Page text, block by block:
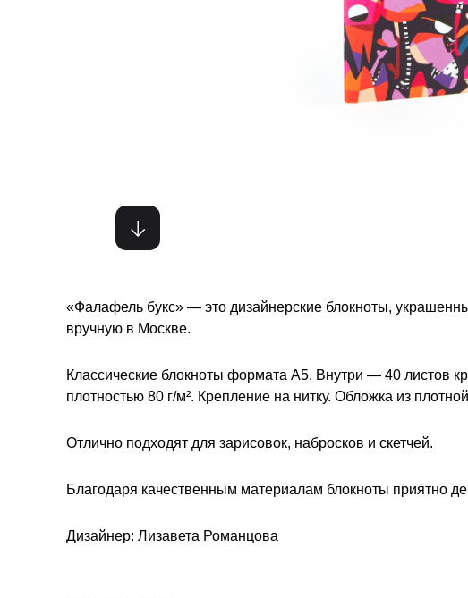
«Фалафель букс» — это дизайнерские блокноты,
вручную в Москве.
Классические блокноты формата A5. Внутри — 40 листов
плотностью 80 г/м². Крепление на нитку. Обложка из
Отлично подходят для зарисовок, набросков и скетчей.
Благодаря качественным материалам блокноты приятно
Дизайнер: Лизавета Романцова